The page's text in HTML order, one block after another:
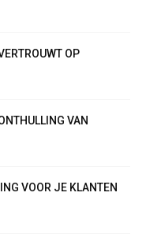
OP
VAN
VOOR JE KLANTEN